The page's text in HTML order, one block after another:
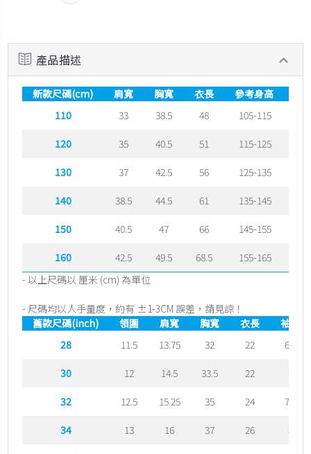
產品描述
新款尺碼(cm) 肩寬 胸寬 衣長 參考身高
110
33 38.5 48 105-115
120 35 40.5 51 115-125
130 37 42.5 56 125-135
140 38.5 44.5 61 135-145
150 40.5 47 66 145-155
160 42.5 49.5 68.5 155-165
- 以上尺碼以 厘米 (cm) 為單位
- 尺碼均以人手量度，約有 ±1-3CM 誤差，請見諒！
舊款尺碼(inch)
領圍 肩寬 胸寬 衣長
袖長
28
11.5 13.75 32 22 6.5
30 12 14.5 33.5 22 7
32 12.5 15.25 35 24 7.5
34 13 16 37 26 8